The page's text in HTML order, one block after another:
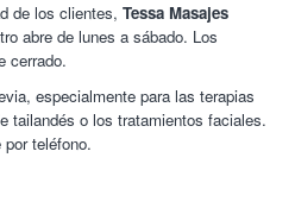
de los clientes, Tessa Masajes
abre de lunes a sábado. Los
cerrado.
especialmente para las terapias
tailandés o los tratamientos faciales.
teléfono.